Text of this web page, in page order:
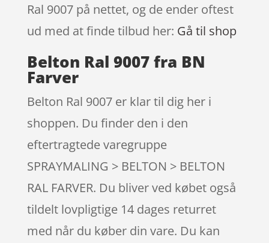
Ral 9007 på nettet, og de ender oftest
ud med at finde tilbud her: Gå til shop
Belton Ral 9007 fra BN
Farver
Belton Ral 9007 er klar til dig her i
shoppen. Du finder den i den
eftertragtede varegruppe
SPRAYMALING > BELTON > BELTON
RAL FARVER. Du bliver ved købet også
tildelt lovpligtige 14 dages returret
med når du køber din vare. Du kan